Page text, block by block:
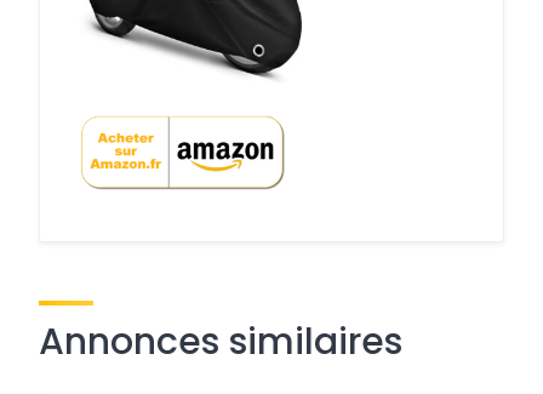
Annonces similaires